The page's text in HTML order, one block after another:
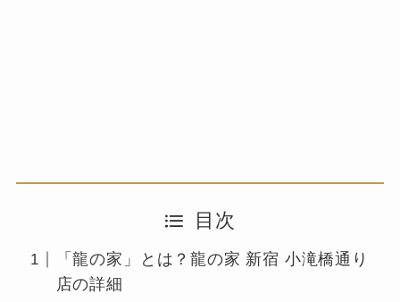
目次
「龍の家」とは？龍の家 新宿 小滝橋通り
店の詳細